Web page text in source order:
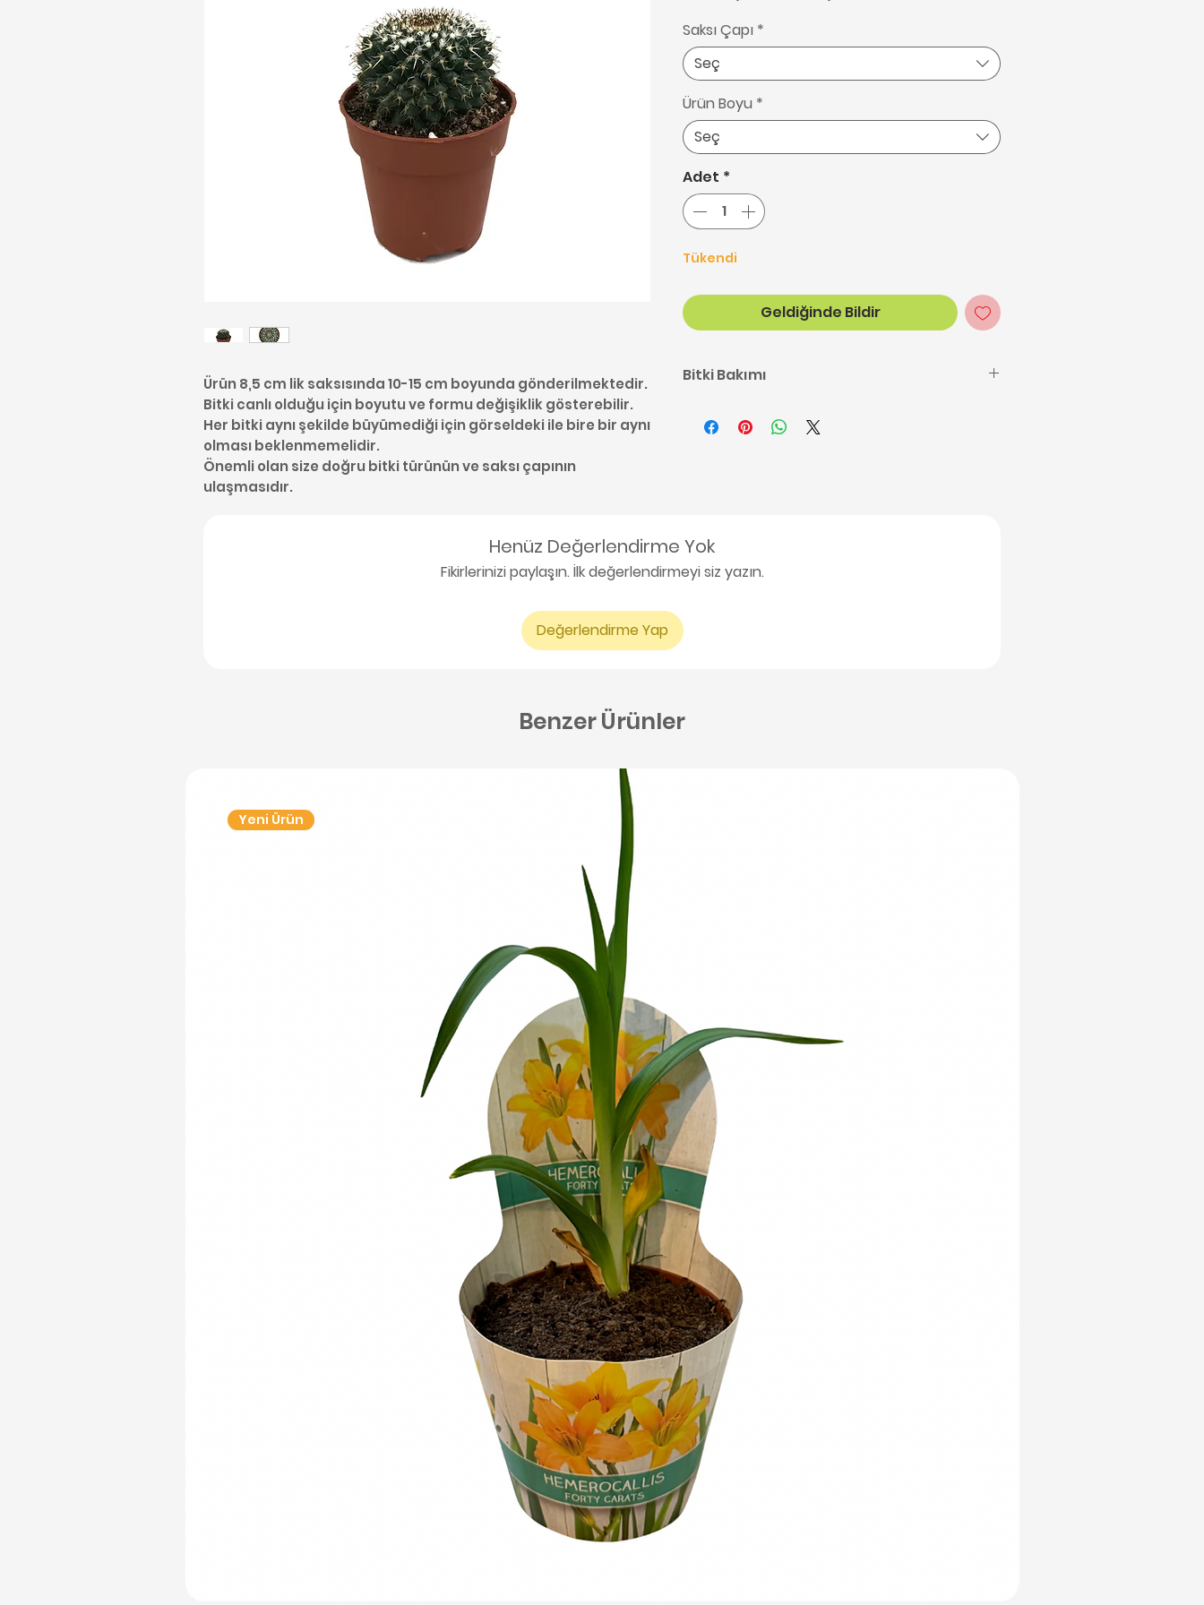
Ürün 8,5 cm lik saksısında 10-15 cm boyunda gönderilmektedir.
Bitki canlı olduğu için boyutu ve formu değişiklik gösterebilir.
Her bitki aynı şekilde büyümediği için görseldeki ile bire bir aynı
olması beklenmemelidir.
Önemli olan size doğru bitki türünün ve saksı çapının
ulaşmasıdır.
Saksı Çapı *
Seç
Ürün Boyu *
Seç
Adet *
Tükendi
Geldiğinde Bildir
Bitki Bakımı
buradan ulaşabilirsiniz,
Henüz Değerlendirme Yok
Fikirlerinizi paylaşın. İlk değerlendirmeyi siz yazın.
Değerlendirme Yap
Benzer Ürünler
Yeni Ürün